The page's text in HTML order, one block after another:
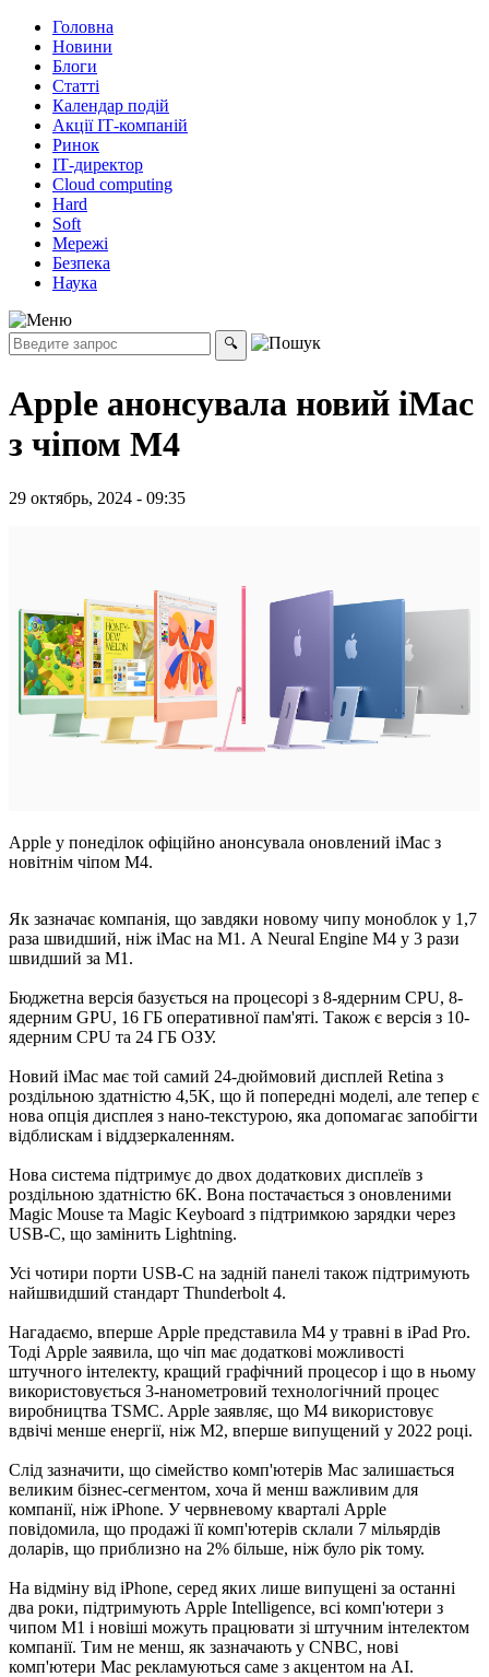
Головна
Новини
Блоги
Статті
Календар подій
Акції ІТ-компаній
Ринок
ІТ-директор
Cloud computing
Hard
Soft
Мережі
Безпека
Наука
Apple анонсувала новий iMac
з чіпом M4
29 октябрь, 2024 - 09:35
Apple у понеділок офіційно анонсувала оновлений iMac з
новітнім чіпом M4.
Як зазначає компанія, що завдяки новому чипу моноблок у 1,7
раза швидший, ніж iMac на M1. А Neural Engine M4 у 3 рази
швидший за M1.
Бюджетна версія базується на процесорі з 8-ядерним CPU, 8-
ядерним GPU, 16 ГБ оперативної пам'яті. Також є версія з 10-
ядерним CPU та 24 ГБ ОЗУ.
Новий iMac має той самий 24-дюймовий дисплей Retina з
роздільною здатністю 4,5K, що й попередні моделі, але тепер є
нова опція дисплея з нано-текстурою, яка допомагає запобігти
відблискам і віддзеркаленням.
Нова система підтримує до двох додаткових дисплеїв з
роздільною здатністю 6K. Вона постачається з оновленими
Magic Mouse та Magic Keyboard з підтримкою зарядки через
USB-C, що замінить Lightning.
Усі чотири порти USB-C на задній панелі також підтримують
найшвидший стандарт Thunderbolt 4.
Нагадаємо, вперше Apple представила M4 у травні в iPad Pro.
Тоді Apple заявила, що чіп має додаткові можливості
штучного інтелекту, кращий графічний процесор і що в ньому
використовується 3-нанометровий технологічний процес
виробництва TSMC. Apple заявляє, що M4 використовує
вдвічі менше енергії, ніж M2, вперше випущений у 2022 році.
Слід зазначити, що сімейство комп'ютерів Mac залишається
великим бізнес-сегментом, хоча й менш важливим для
компанії, ніж iPhone. У червневому кварталі Apple
повідомила, що продажі її комп'ютерів склали 7 мільярдів
доларів, що приблизно на 2% більше, ніж було рік тому.
На відміну від iPhone, серед яких лише випущені за останні
два роки, підтримують Apple Intelligence, всі комп'ютери з
чипом M1 і новіші можуть працювати зі штучним інтелектом
компанії. Тим не менш, як зазначають у CNBC, нові
комп'ютери Mac рекламуються саме з акцентом на АІ.